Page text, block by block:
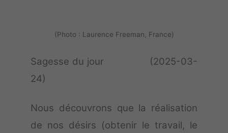
(Photo : Laurence Freeman, France)
Sagesse du jour (2025-03-
24)
Nous découvrons que la réalisation
de nos désirs (obtenir le travail, le